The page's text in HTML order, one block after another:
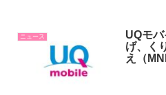
ニュース
UQモ
げ、く
え（